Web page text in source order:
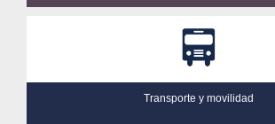
Transporte y movilidad